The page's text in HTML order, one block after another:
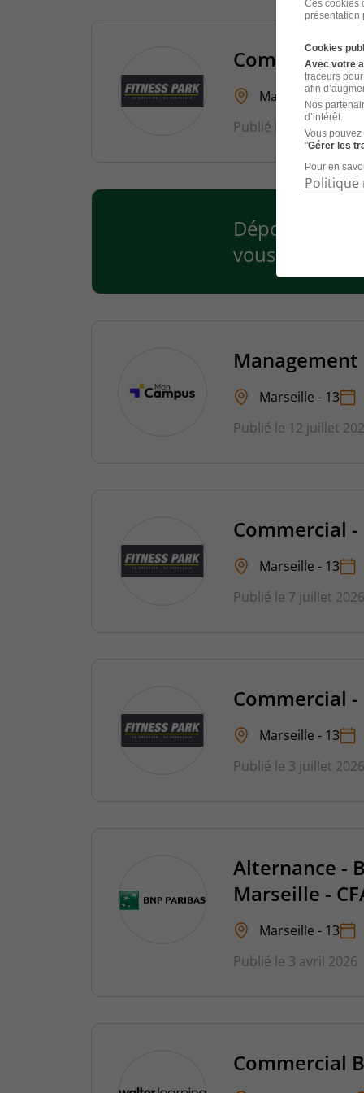
Commercial -
Marseille - 13
Publié le 23 juillet
Déposer
vous !
Marseille - 13
Publié le 12 juillet
Commercial -
Marseille - 13
Publié le 7 juillet 2026
Commercial -
Marseille - 13
Publié le 3 juillet 2026
Alternance -
Marseille -
Marseille - 13
Publié le 3 avril 2026
Commercial
Ces cookies
présentation
Cookies
Avec votre
traceurs
afin
Nos
d’intérêt.
Vous
"Gérer les
Pour en
Politique